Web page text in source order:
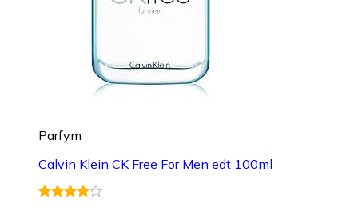
Parfym
Calvin Klein CK Free For Men edt 100ml